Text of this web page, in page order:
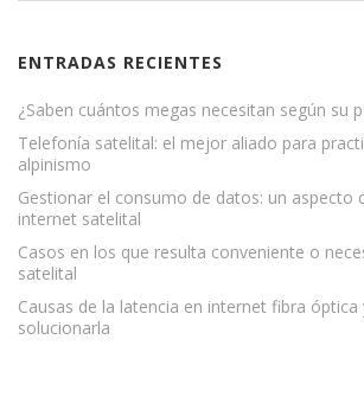
ENTRADAS RECIENTES
¿Saben cuántos megas necesitan según su
Telefonía satelital: el mejor aliado para
alpinismo
Gestionar el consumo de datos: un aspecto
internet satelital
Casos en los que resulta conveniente o
satelital
Causas de la latencia en internet fibra
solucionarla